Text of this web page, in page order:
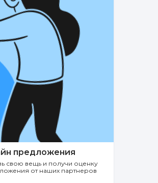
предложения
свою вещь и получи оценку
от наших партнеров